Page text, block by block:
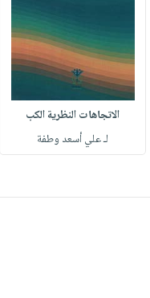
الاتجاهات النظرية الكب
لـ علي أسعد وطفة